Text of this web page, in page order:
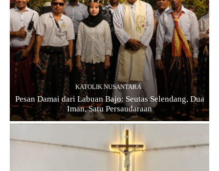
KATOLIK NUSANTARA
Pesan Damai dari Labuan Bajo: Seutas Selendang, Dua
Iman, Satu Persaudaraan